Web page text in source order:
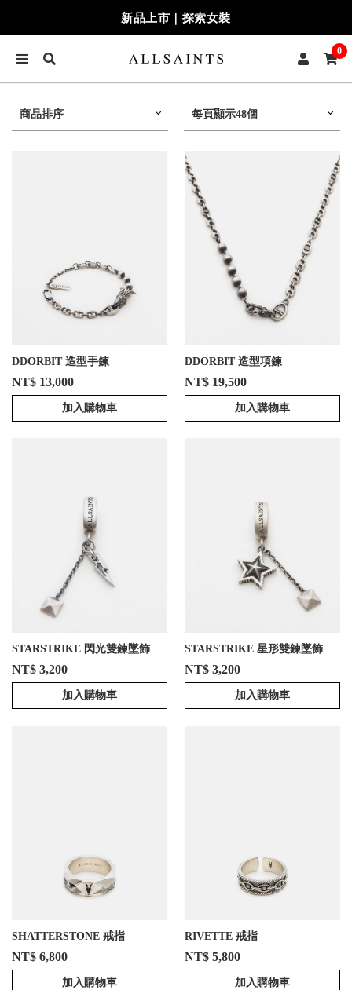
新品上市｜探索女裝
0
商品排序 每頁顯示48個
DDORBIT 造型手鍊
NT$ 13,000
加入購物車
DDORBIT 造型項鍊
NT$ 19,500
加入購物車
STARSTRIKE 閃光雙鍊墜飾
NT$ 3,200
加入購物車
STARSTRIKE 星形雙鍊墜飾
NT$ 3,200
加入購物車
SHATTERSTONE 戒指
NT$ 6,800
加入購物車
RIVETTE 戒指
NT$ 5,800
加入購物車